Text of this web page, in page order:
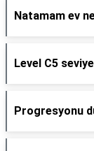
Natamam ev
Level C5
Progresyonu